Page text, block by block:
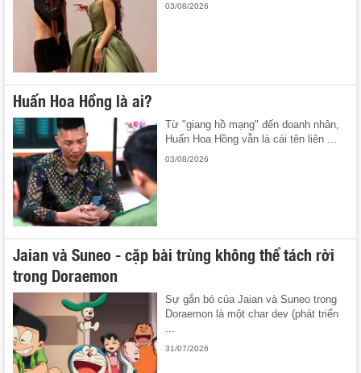
03/08/2026
Huấn Hoa Hồng là ai?
Từ "giang hồ mạng" đến doanh nhân,
Huấn Hoa Hồng vẫn là cái tên liên ...
03/08/2026
Jaian và Suneo - cặp bài trùng không thể tách rời
trong Doraemon
Sự gắn bó của Jaian và Suneo trong
Doraemon là một char dev (phát triển
31/07/2026